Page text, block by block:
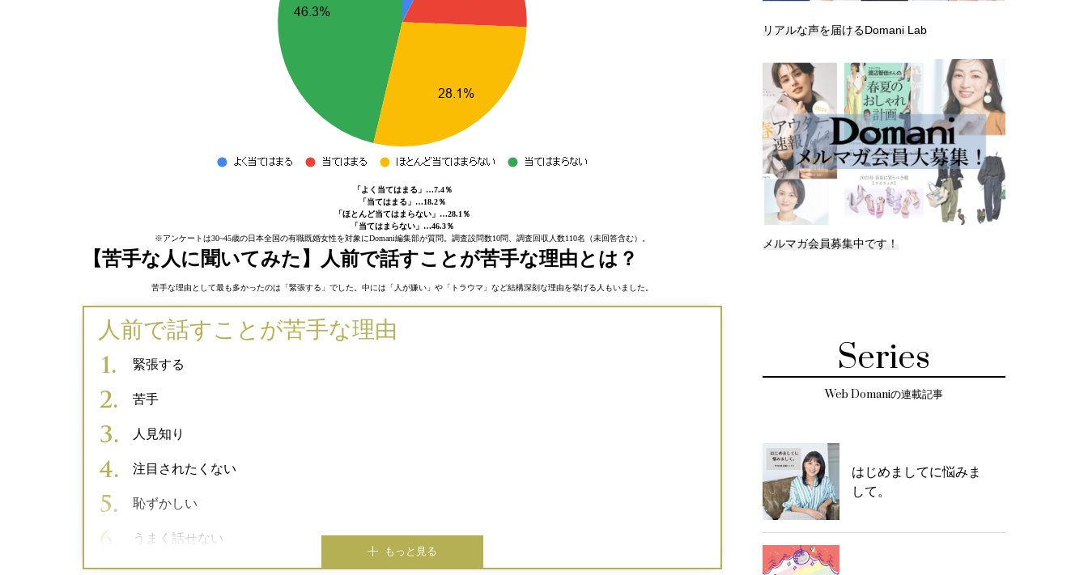
「よく当てはまる」…7.4％
「当てはまる」…18.2％
「ほとんど当てはまらない」…28.1％
「当てはまらない」…46.3％
※アンケートは30~45歳の日本全国の有職既婚女性を対象にDomani編集部が質問。調査設問数10問、調査回収人数110名（未回答含む）。
【苦手な人に聞いてみた】人前で話すことが苦手な理由とは？
苦手な理由として最も多かったのは「緊張する」でした。中には「人が嫌い」や「トラウマ」など結構深刻な理由を挙げる人もいました。
人前で話すことが苦手な理由
緊張する
苦手
人見知り
注目されたくない
恥ずかしい
うまく話せない
もっと見る
リアルな声を届けるDomani Lab
メルマガ会員募集中です！
Series
Web Domaniの連載記事
はじめましてに悩みま
して。